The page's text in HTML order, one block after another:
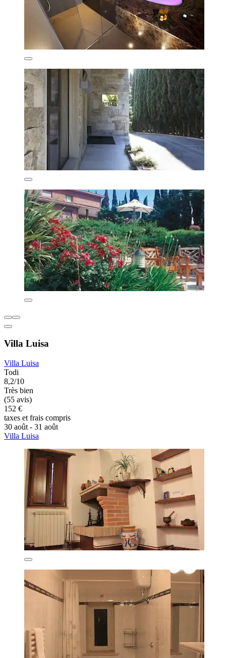
Villa Luisa
Villa Luisa
Todi
8,2/10
Très bien
(55 avis)
152 €
taxes et frais compris
30 août - 31 août
Villa Luisa